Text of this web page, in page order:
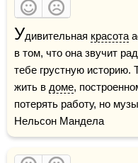
Удивительная красота
в том, что она звучит
тебе грустную
жить в доме,
потерять работу, но
Нельсон Мандела